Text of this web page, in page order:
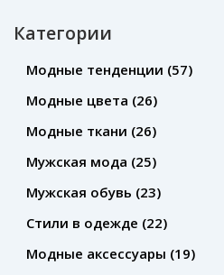
повседневный стиль. Читайте,
модных ноток в причёску и
Вдохновляйтесь идеями,
не требуют кардинальных
Категории
Модные тенденции (57)
Модные цвета (26)
Модные ткани (26)
Мужская мода (25)
Мужская обувь (23)
Стили в одежде (22)
Модные аксессуары (19)